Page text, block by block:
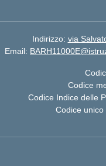
Indirizzo: via
Email:
Codice
Codice Indice delle
Codice